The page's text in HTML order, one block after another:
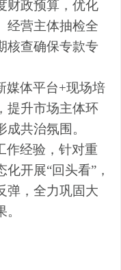
财政预算，优化
经营主体抽检全
核查确保专款专
媒体平台+现场培
提升市场主体环
共治氛围。
作经验，针对重
化开展“回头看”，
弹，全力巩固大